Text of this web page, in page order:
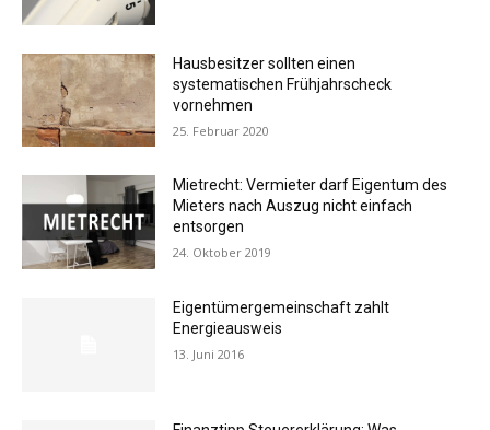
Hausbesitzer sollten einen
systematischen Frühjahrscheck
vornehmen
25. Februar 2020
Mietrecht: Vermieter darf Eigentum des
Mieters nach Auszug nicht einfach
entsorgen
24. Oktober 2019
Eigentümergemeinschaft zahlt
Energieausweis
13. Juni 2016